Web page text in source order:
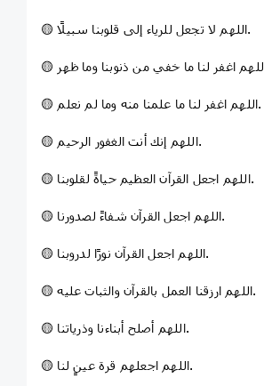
🟡 اللهم لا تجعل للرياء إلى قلوبنا سبيلًا.
🟡 اللهم اغفر لنا ما علمنا منه وما لم نعلم.
🟡 اللهم إنك أنت الغفور الرحيم.
🟡 اللهم اجعل القرآن العظيم حياةً لقلوبنا.
🟡 اللهم اجعل القرآن شفاءً لصدورنا.
🟡 اللهم اجعل القرآن نورًا لدروبنا.
🟡 اللهم ارزقنا العمل بالقرآن والثبات عليه.
🟡 اللهم أصلح أبناءنا وذرياتنا.
🟡 اللهم اجعلهم قرة عينٍ لنا.